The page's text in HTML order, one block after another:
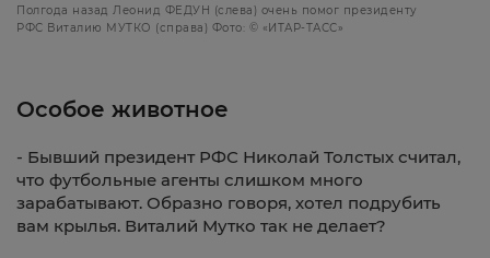
Полгода назад Леонид ФЕДУН (слева) очень помог президенту
РФС Виталию МУТКО (справа) Фото: © «ИТАР-ТАСС»
Особое животное
- Бывший президент РФС Николай Толстых считал,
что футбольные агенты слишком много
зарабатывают. Образно говоря, хотел подрубить
вам крылья. Виталий Мутко так не делает?